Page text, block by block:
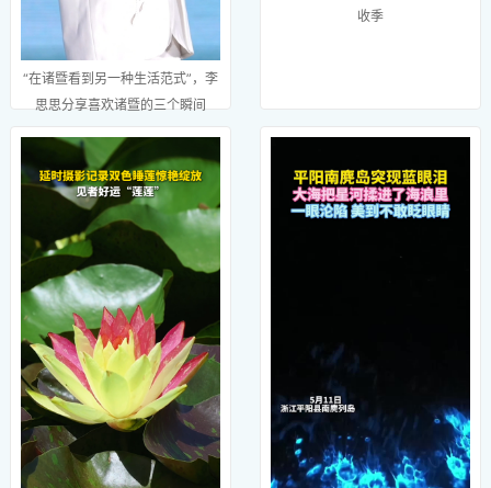
“在诸暨看到另一种生活范式”，李
思思分享喜欢诸暨的三个瞬间
收季